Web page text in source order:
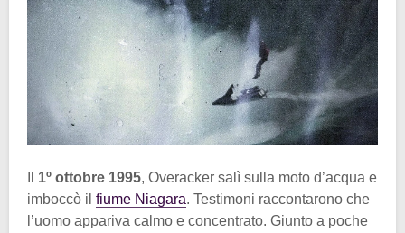
1º ottobre 1995, Overacker salì sulla moto d’acqua e
imboccò il fiume Niagara. Testimoni raccontarono che
l’uomo appariva calmo e concentrato. Giunto a poche